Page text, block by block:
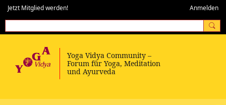
Jetzt Mitglied werden! Anmelden